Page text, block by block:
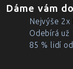
Dáme vám
Nejvýše 2x
Odebírá
85 % lidí